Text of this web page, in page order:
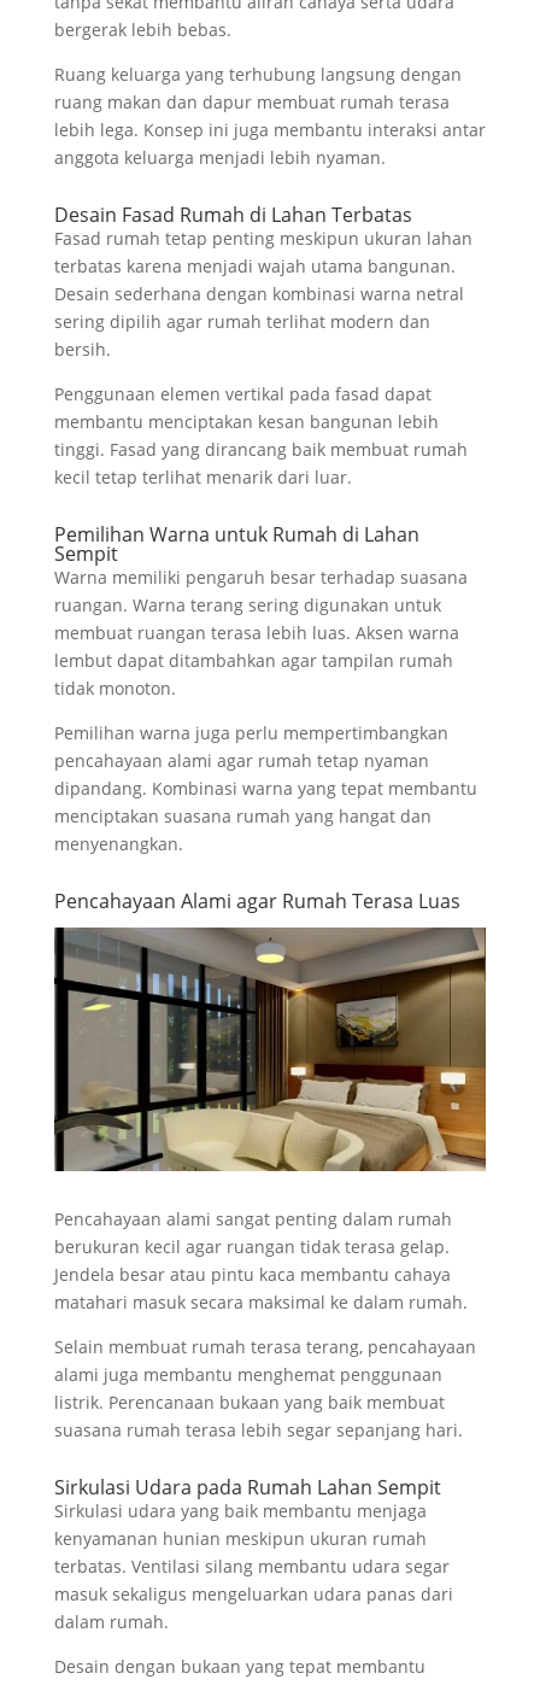
bergerak lebih bebas.
Ruang keluarga yang terhubung langsung dengan
ruang makan dan dapur membuat rumah terasa
lebih lega. Konsep ini juga membantu interaksi antar
anggota keluarga menjadi lebih nyaman.
Desain Fasad Rumah di Lahan Terbatas
Fasad rumah tetap penting meskipun ukuran lahan
terbatas karena menjadi wajah utama bangunan.
Desain sederhana dengan kombinasi warna netral
sering dipilih agar rumah terlihat modern dan
bersih.
Penggunaan elemen vertikal pada fasad dapat
membantu menciptakan kesan bangunan lebih
tinggi. Fasad yang dirancang baik membuat rumah
kecil tetap terlihat menarik dari luar.
Pemilihan Warna untuk Rumah di Lahan
Sempit
Warna memiliki pengaruh besar terhadap suasana
ruangan. Warna terang sering digunakan untuk
membuat ruangan terasa lebih luas. Aksen warna
lembut dapat ditambahkan agar tampilan rumah
tidak monoton.
Pemilihan warna juga perlu mempertimbangkan
pencahayaan alami agar rumah tetap nyaman
dipandang. Kombinasi warna yang tepat membantu
menciptakan suasana rumah yang hangat dan
menyenangkan.
Pencahayaan Alami agar Rumah Terasa Luas
Pencahayaan alami sangat penting dalam rumah
berukuran kecil agar ruangan tidak terasa gelap.
Jendela besar atau pintu kaca membantu cahaya
matahari masuk secara maksimal ke dalam rumah.
Selain membuat rumah terasa terang, pencahayaan
alami juga membantu menghemat penggunaan
listrik. Perencanaan bukaan yang baik membuat
suasana rumah terasa lebih segar sepanjang hari.
Sirkulasi Udara pada Rumah Lahan Sempit
Sirkulasi udara yang baik membantu menjaga
kenyamanan hunian meskipun ukuran rumah
terbatas. Ventilasi silang membantu udara segar
masuk sekaligus mengeluarkan udara panas dari
dalam rumah.
Desain dengan bukaan yang tepat membantu